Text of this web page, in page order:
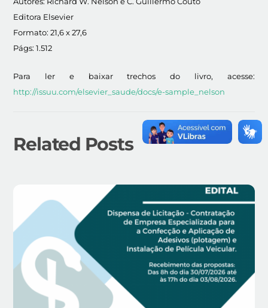
Editora Elsevier
Formato: 21,6 x 27,6
Págs: 1.512
Para ler e baixar trechos do livro, acesse:
http://issuu.com/elsevier_saude/docs/e-sample_nelson
Related Posts